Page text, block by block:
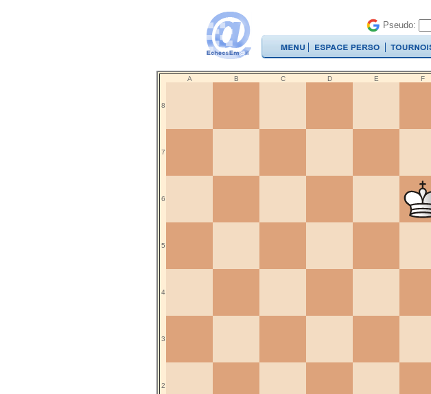
Pseudo:
A B C D E F
8
7
6
5
4
3
2